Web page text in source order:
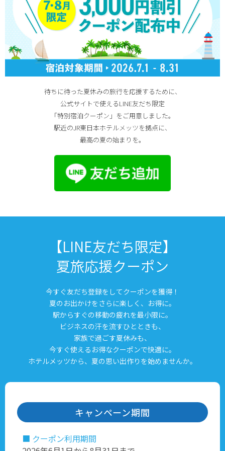
待ちに待った夏休みの旅行を応援するために、
公式サイトで使えるLINE友だち限定
「特別宿泊クーポン」をご用意しました。
駅近のJR東日本ホテルメッツを拠点に、
最高の夏の始まりを。
【LINE友だち限定】
夏旅応援クーポン
今すぐ友だち登録をしてクーポンを獲得！
夏のお出かけをさらに楽しく、お得に。
駅からすぐの移動の疲れを最小限に。
ビジネスの汗を流すひとときも、
家族で過ごす夏休みも、
今すぐ使えるお得なクーポンで快適に。
ホテルメッツから、夏の思い出作りを始めませんか。
キャンペーン期間
■ クーポン利用期間